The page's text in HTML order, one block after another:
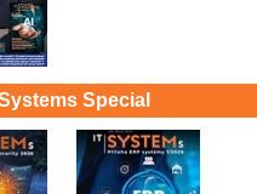
Special